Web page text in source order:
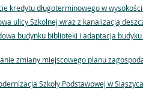
kredytu długoterminowego w
ulicy Szkolnej wraz z kanalizacją
budynku biblioteki i adaptacja
zmiany miejscowego planu
Szkoły Podstawowej w